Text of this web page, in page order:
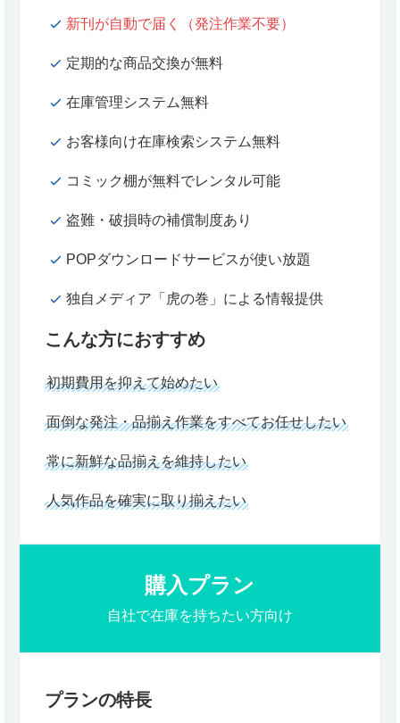
新刊が自動で届く（発注作業不要）
定期的な商品交換が無料
在庫管理システム無料
お客様向け在庫検索システム無料
コミック棚が無料でレンタル可能
盗難・破損時の補償制度あり
POPダウンロードサービスが使い放題
独自メディア「虎の巻」による情報提供
こんな方におすすめ
初期費用を抑えて始めたい
面倒な発注・品揃え作業をすべてお任せしたい
常に新鮮な品揃えを維持したい
人気作品を確実に取り揃えたい
購入プラン
自社で在庫を持ちたい方向け
プランの特長